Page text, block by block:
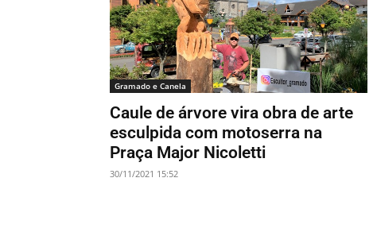
Gramado e Canela
Caule de árvore vira obra de arte
esculpida com motoserra na
Praça Major Nicoletti
30/11/2021 15:52